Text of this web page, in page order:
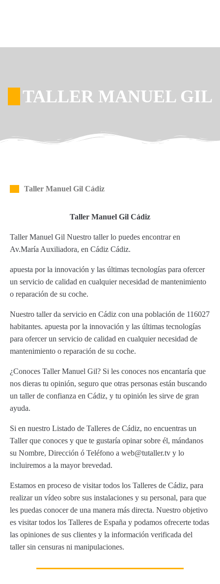
TALLER MANUEL GIL
Taller Manuel Gil Cádiz
Taller Manuel Gil Cádiz
Taller Manuel Gil Nuestro taller lo puedes encontrar en
Av.María Auxiliadora, en Cádiz Cádiz.
apuesta por la innovación y las últimas tecnologías para ofercer
un servicio de calidad en cualquier necesidad de mantenimiento
o reparación de su coche.
Nuestro taller da servicio en Cádiz con una población de 116027
habitantes. apuesta por la innovación y las últimas tecnologías
para ofercer un servicio de calidad en cualquier necesidad de
mantenimiento o reparación de su coche.
¿Conoces Taller Manuel Gil? Si les conoces nos encantaría que
nos dieras tu opinión, seguro que otras personas están buscando
un taller de confianza en Cádiz, y tu opinión les sirve de gran
ayuda.
Si en nuestro Listado de Talleres de Cádiz, no encuentras un
Taller que conoces y que te gustaría opinar sobre él, mándanos
su Nombre, Dirección ó Teléfono a web@tutaller.tv y lo
incluiremos a la mayor brevedad.
Estamos en proceso de visitar todos los Talleres de Cádiz, para
realizar un vídeo sobre sus instalaciones y su personal, para que
les puedas conocer de una manera más directa. Nuestro objetivo
es visitar todos los Talleres de España y podamos ofrecerte todas
las opiniones de sus clientes y la información verificada del
taller sin censuras ni manipulaciones.